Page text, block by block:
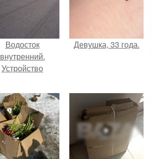
Водосток
внутренний.
Устройство
Девушка, 33 года.